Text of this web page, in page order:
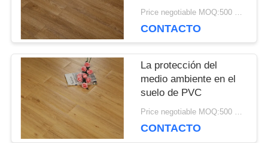
CASOS
DE
TRABAJO
SOLICITAR
Price negotiable MOQ:500 metros cuadrados
CONTACTO
La protección del
medio ambiente en el
suelo de PVC
Price negotiable MOQ:500 metros cuadrados
CONTACTO